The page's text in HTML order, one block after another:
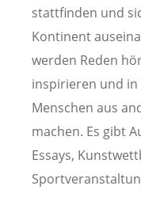
stattfinden und
Kontinent
werden Reden
inspirieren und in
Menschen aus
machen. Es gibt
Essays,